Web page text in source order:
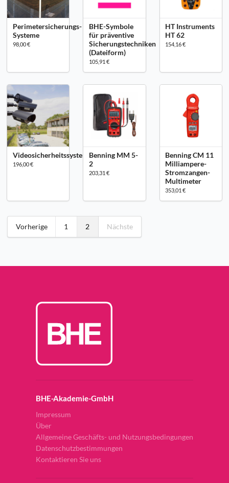
Perimetersicherungs-
Systeme
98,00 €
BHE-Symbole
für präventive
Sicherungstechniken
(Dateiform)
105,91 €
HT Instruments
HT 62
154,16 €
Videosicherheitssysteme
196,00 €
Benning MM 5-
2
203,31 €
Benning CM 11
Milliampere-
Stromzangen-
Multimeter
353,01 €
Vorherige 1 2 Nächste
BHE-Akademie-GmbH
Impressum
Über
Allgemeine Geschäfts- und Nutzungsbedingungen
Datenschutzbestimmungen
Kontaktieren Sie uns